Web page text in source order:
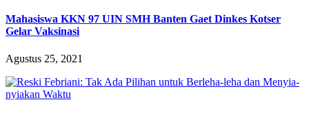
Mahasiswa KKN 97 UIN SMH Banten Gaet Dinkes Kotser
Gelar Vaksinasi
Agustus 25, 2021